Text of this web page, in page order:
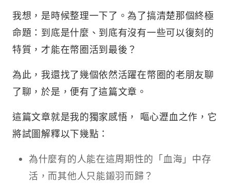
我想，是時候整理一下了。為了搞清楚那個終極
命題：到底是什麼、到底有沒有一些可以復刻的
特質，才能在幣圈活到最後？
為此，我還找了幾個依然活躍在幣圈的老朋友聊
了聊，於是，便有了這篇文章。
這篇文章就是我的獨家感悟， 嘔心瀝血之作，它
將試圖解釋以下幾點：
為什麼有的人能在這周期性的「血海」中存
活，而其他人只能鎩羽而歸？